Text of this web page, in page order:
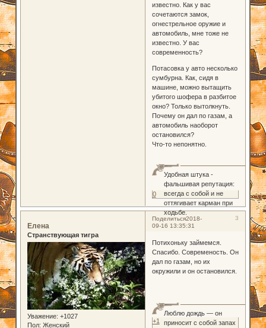
известно. Как у вас
сочетаются замок,
огнестрельное оружие и
автомобиль, мне тоже не
известно. У вас
современность?
Потасовка у авто несколько
сумбурна. Как, сидя в
машине, можно вытащить
убитого шофера в разбитое
окно? Только вытолкнуть.
Почему он дал по газам, а
автомобиль наоборот
остановился?
Что-то непонятно.
Удобная штука -
фальшивая репутация:
всегда с собой и не
оттягивает карман при
ходьбе.
0
Поделиться 3
2018-
09-16 13:35:31
Елена
Странствующая тигра
Уважение: +1027
Пол: Женский
Потихоньку займемся.
Спасибо. Современость. Он
дал по газам, но их
окружили и он остановился.
Люблю дождь — он
приносит с собой запах
+1